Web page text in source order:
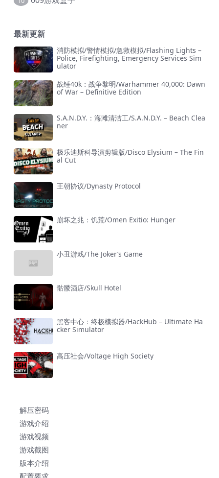
最新更新
消防模拟/警情模拟/急救模拟/Flashing Lights –
Police, Firefighting, Emergency Services Sim
ulator
战锤40k：战争黎明/Warhammer 40,000: Dawn
of War – Definitive Edition
S.A.N.D.Y.：海滩清洁工/S.A.N.D.Y. – Beach Clea
ner
极乐迪斯科导演剪辑版/Disco Elysium – The Fin
al Cut
王朝协议/Dynasty Protocol
崩坏之兆：饥荒/Omen Exitio: Hunger
小丑游戏/The Joker’s Game
骷髅酒店/Skull Hotel
黑客中心：终极模拟器/HackHub – Ultimate Ha
cker Simulator
高压社会/Voltage High Society
解压密码
游戏介绍
游戏视频
游戏截图
版本介绍
配置要求